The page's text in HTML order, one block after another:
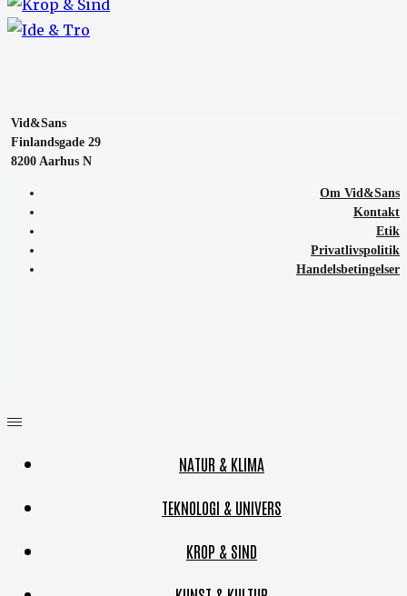
Vid&Sans
Finlandsgade 29
8200 Aarhus N
Om Vid&Sans
Kontakt
Etik
Privatlivspolitik
Handelsbetingelser
NATUR & KLIMA
TEKNOLOGI & UNIVERS
KROP & SIND